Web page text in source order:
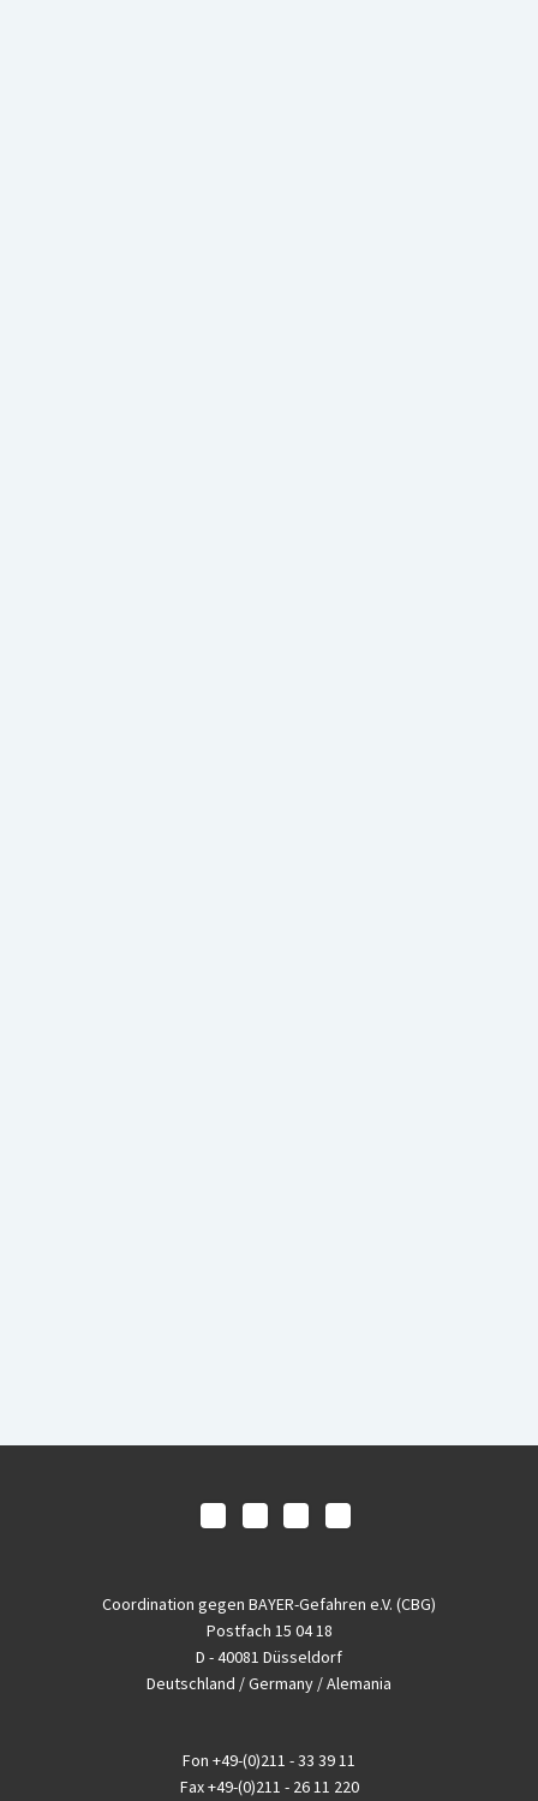
Coordination gegen BAYER-Gefahren e.V. (CBG)
Postfach 15 04 18
D - 40081 Düsseldorf
Deutschland / Germany / Alemania
Fon +49-(0)211 - 33 39 11
Fax+49-(0)211 - 26 11 220